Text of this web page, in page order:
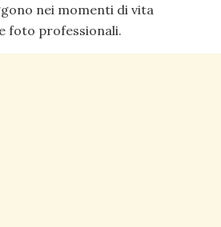
nei momenti di vita
foto professionali.